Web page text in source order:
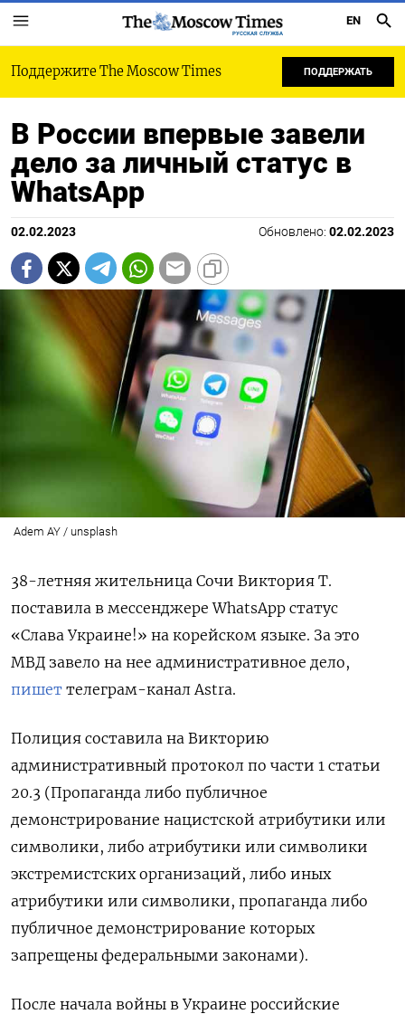
РУССКАЯ СЛУЖБА
EN
Поддержите The Moscow Times ПОДДЕРЖАТЬ
В России впервые завели
дело за личный статус в
WhatsАpp
02.02.2023 Обновлено: 02.02.2023
Adem AY / unsplash
38-летняя жительница Сочи Виктория Т.
поставила в мессенджере WhatsАpp статус
«Слава Украине!» на корейском языке. За это
МВД завело на нее административное дело,
пишет телеграм-канал Astra.
Полиция составила на Викторию
административный протокол по части 1 статьи
20.3 (Пропаганда либо публичное
демонстрирование нацистской атрибутики или
символики, либо атрибутики или символики
экстремистских организаций, либо иных
атрибутики или символики, пропаганда либо
публичное демонстрирование которых
запрещены федеральными законами).
После начала войны в Украине российские